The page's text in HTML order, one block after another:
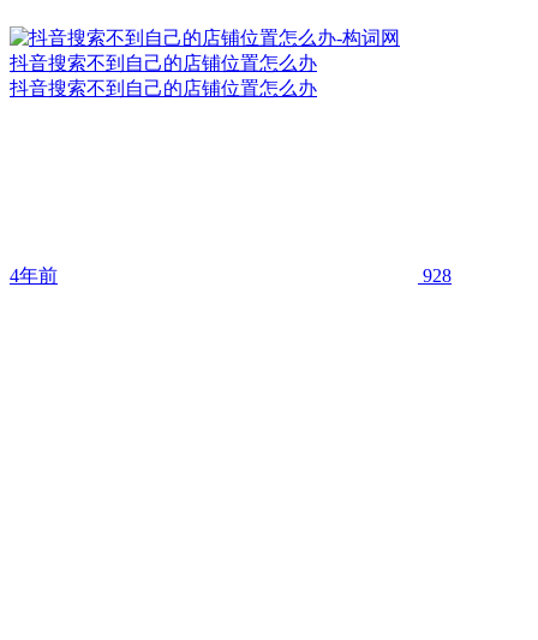
抖音搜索不到自己的店铺位置怎么办
抖音搜索不到自己的店铺位置怎么办
4年前 928